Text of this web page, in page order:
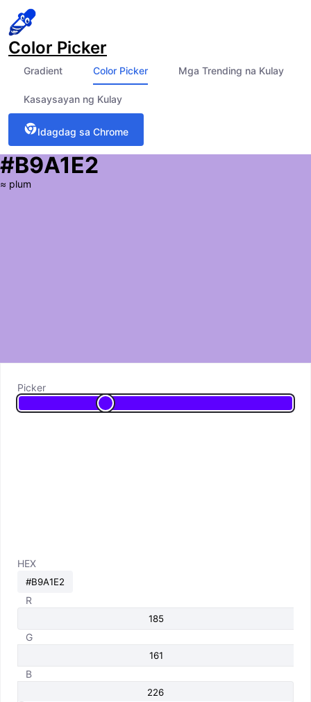
Color Picker
Gradient Color Picker Mga Trending na Kulay
Kasaysayan ng Kulay
Idagdag sa Chrome
#B9A1E2
≈ plum
Picker
HEX
R
G
B